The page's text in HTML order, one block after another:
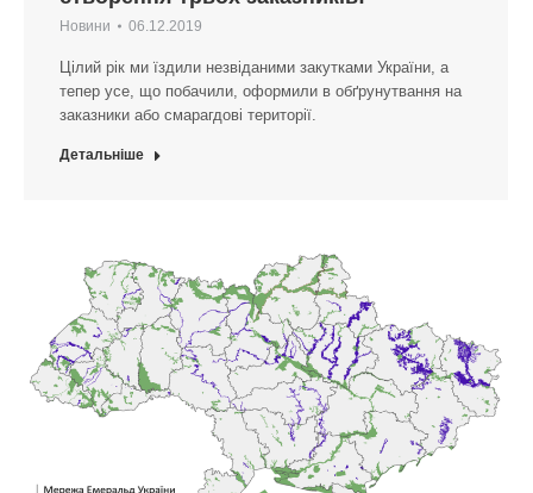
Новини 06.12.2019
Цілий рік ми їздили незвіданими закутками України, а
тепер усе, що побачили, оформили в обґрунутвання на
заказники або смарагдові території.
Детальніше